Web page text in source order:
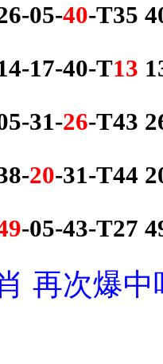
05-40-T35
17-40-T13
31-26-T43
20-31-T44
-05-43-T27
再次爆中